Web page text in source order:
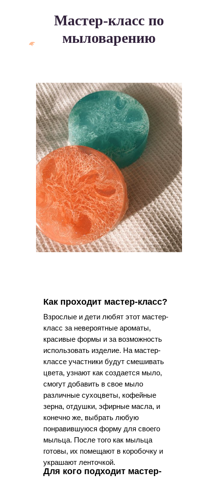
Мастер-класс по
мыловарению
Как проходит мастер-класс?
Взрослые и дети любят этот мастер-
класс за невероятные ароматы,
красивые формы и за возможность
использовать изделие. На мастер-
классе участники будут смешивать
цвета, узнают как создается мыло,
смогут добавить в свое мыло
различные сухоцветы, кофейные
зерна, отдушки, эфирные масла, и
конечно же, выбрать любую
понравившуюся форму для своего
мыльца. После того как мыльца
готовы, их помещают в коробочку и
украшают ленточкой.
Для кого подходит мастер-